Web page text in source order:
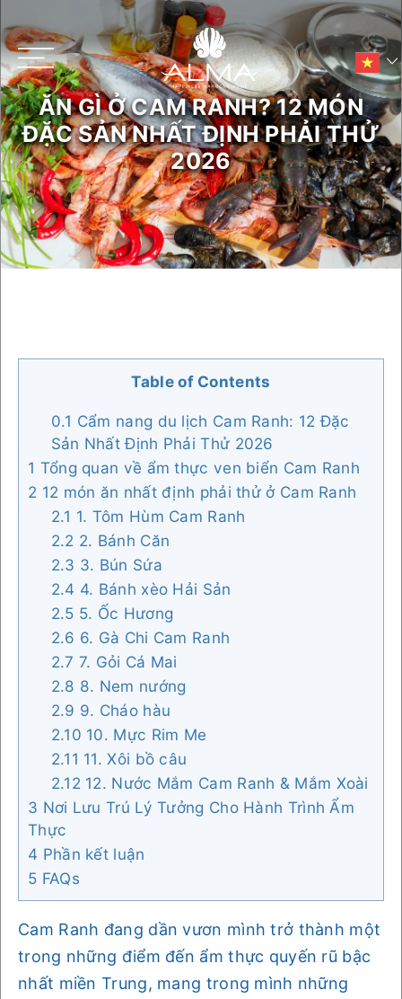
Main menu
ĂN GÌ Ở CAM RANH? 12 MÓN
ĐẶC SẢN NHẤT ĐỊNH PHẢI THỬ
2026
Table of Contents
0.1 Cẩm nang du lịch Cam Ranh: 12 Đặc
Sản Nhất Định Phải Thử 2026
1 Tổng quan về ẩm thực ven biển Cam Ranh
2 12 món ăn nhất định phải thử ở Cam Ranh
2.1 1. Tôm Hùm Cam Ranh
2.2 2. Bánh Căn
2.3 3. Bún Sứa
2.4 4. Bánh xèo Hải Sản
2.5 5. Ốc Hương
2.6 6. Gà Chi Cam Ranh
2.7 7. Gỏi Cá Mai
2.8 8. Nem nướng
2.9 9. Cháo hàu
2.10 10. Mực Rim Me
2.11 11. Xôi bồ câu
2.12 12. Nước Mắm Cam Ranh & Mắm Xoài
3 Nơi Lưu Trú Lý Tưởng Cho Hành Trình Ẩm
Thực
4 Phần kết luận
5 FAQs
Cam Ranh đang dần vươn mình trở thành một
trong những điểm đến ẩm thực quyến rũ bậc
nhất miền Trung, mang trong mình những